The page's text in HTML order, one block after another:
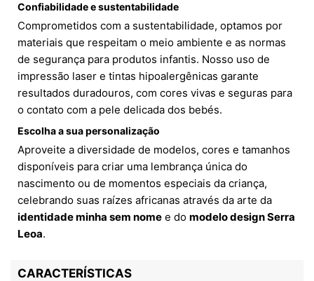
Confiabilidade e sustentabilidade
Comprometidos com a sustentabilidade, optamos por
materiais que respeitam o meio ambiente e as normas
de segurança para produtos infantis. Nosso uso de
impressão laser e tintas hipoalergênicas garante
resultados duradouros, com cores vivas e seguras para
o contato com a pele delicada dos bebés.
Escolha a sua personalização
Aproveite a diversidade de modelos, cores e tamanhos
disponíveis para criar uma lembrança única do
nascimento ou de momentos especiais da criança,
celebrando suas raízes africanas através da arte da
identidade minha sem nome e do modelo design Serra
Leoa.
CARACTERÍSTICAS